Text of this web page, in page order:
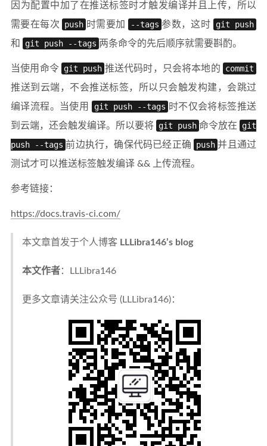
因为配置中加了在推送标签时才触发编译并且上传，所以
需要在每次
push 时需要加 --tags 参数，这时
git push
和
git push --tags 两条命令的先后顺序就需要斟酌。
当使用命令 git push 推送代码时，只会将本地的
commit
推送到云端，不会推送标签，所以只会触发构建，会跳过
编译流程。当使用
git push --tags 时不仅会将标签推送
到云端，还会触发编译。所以要将 git push 命令放在
git
push --tags 前边执行，确保代码已经正确 push 并且通过
测试才可以推送标签触发编译 && 上传流程。
参考链接：
https://docs.travis-ci.com/
本文章首发于个人博客 LLLibra146’s blog
本文作者：LLLibra146
更多文章请关注公众号 (LLLibra146)：